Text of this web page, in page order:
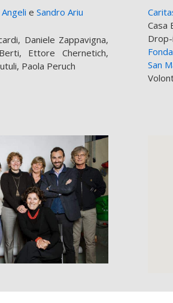
e Sandro Ariu
Daniele Zappavigna,
Ettore Chernetich,
Paola Peruch
Casa
San